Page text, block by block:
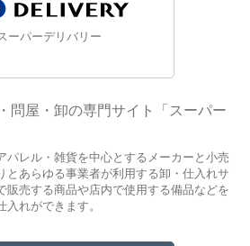
ーパーデリバリー
問屋・卸の専門サイト「スーパー
パレル・雑貨を中心とするメーカーと小売
とあらゆる事業者が利用する卸・仕入れサ
販売する商品や店内で使用する備品などを
れができます。